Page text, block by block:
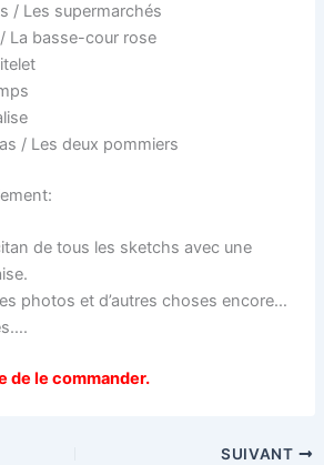
/ Les supermarchés
La basse-cour rose
/ Les deux pommiers
de tous les sketchs avec une
photos et d’autres choses encore…
de le commander.
SUIVANT